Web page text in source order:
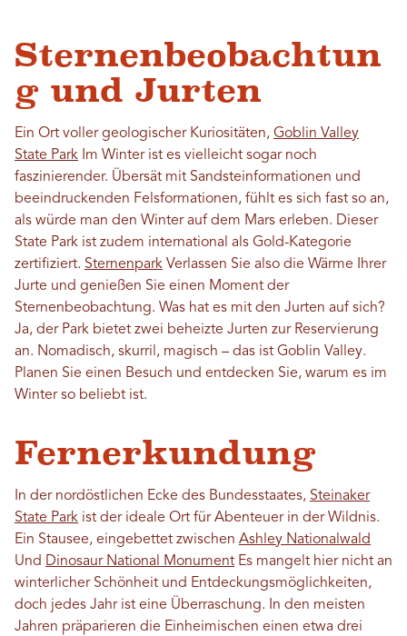
Sternenbeobachtun
g und Jurten
Ein Ort voller geologischer Kuriositäten, Goblin Valley
State Park Im Winter ist es vielleicht sogar noch
faszinierender. Übersät mit Sandsteinformationen und
beeindruckenden Felsformationen, fühlt es sich fast so an,
als würde man den Winter auf dem Mars erleben. Dieser
State Park ist zudem international als Gold-Kategorie
zertifiziert. Sternenpark Verlassen Sie also die Wärme Ihrer
Jurte und genießen Sie einen Moment der
Sternenbeobachtung. Was hat es mit den Jurten auf sich?
Ja, der Park bietet zwei beheizte Jurten zur Reservierung
an. Nomadisch, skurril, magisch – das ist Goblin Valley.
Planen Sie einen Besuch und entdecken Sie, warum es im
Winter so beliebt ist.
Fernerkundung
In der nordöstlichen Ecke des Bundesstaates, Steinaker
State Park ist der ideale Ort für Abenteuer in der Wildnis.
Ein Stausee, eingebettet zwischen Ashley Nationalwald
Und Dinosaur National Monument Es mangelt hier nicht an
winterlicher Schönheit und Entdeckungsmöglichkeiten,
doch jedes Jahr ist eine Überraschung. In den meisten
Jahren präparieren die Einheimischen einen etwa drei